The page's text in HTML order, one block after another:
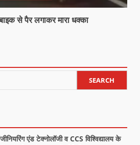
से पैर लगाकर मारा धक्का
SEARCH
एंड टेक्नोलॉजी व CCS विश्विद्यालय के